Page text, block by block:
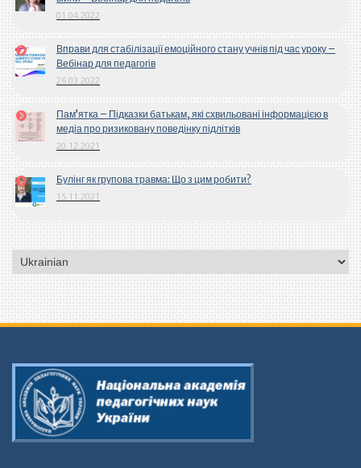
01.04.2022
Вправи для стабілізації емоційного стану учнів під час уроку –
Вебінар для педагогів
26.03.2022
Пам’ятка – Підказки батькам, які схвильовані інформацією в
медіа про ризиковану поведінку підлітків
20.12.2021
Булінг як групова травма: Що з цим робити?
15.11.2021
Вибрати
мову